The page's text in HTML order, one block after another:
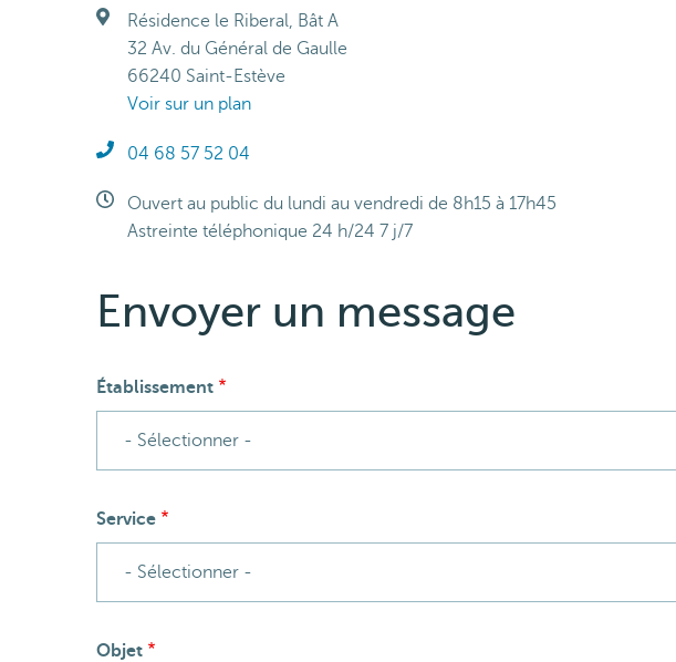
Adresse
Résidence le Riberal, Bât A
32 Av. du Général de Gaulle
66240 Saint-Estève
Voir sur un plan
Téléphone
04 68 57 52 04
Horaires
Ouvert au public du lundi au vendredi de 8h15 à 17h45
Astreinte téléphonique 24 h/24 7 j/7
Envoyer un message
Établissement
Service
Objet